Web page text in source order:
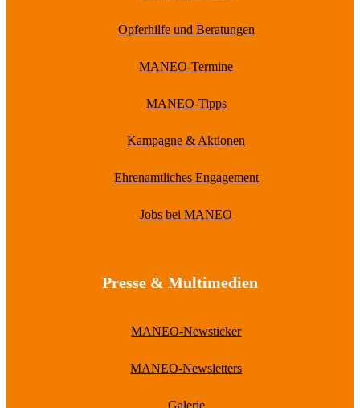
Opferhilfe und Beratungen
MANEO-Termine
MANEO-Tipps
Kampagne & Aktionen
Ehrenamtliches Engagement
Jobs bei MANEO
Presse & Multimedien
MANEO-Newsticker
MANEO-Newsletters
Galerie